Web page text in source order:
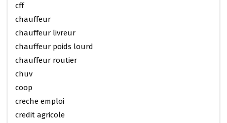
cff
chauffeur
chauffeur livreur
chauffeur poids lourd
chauffeur routier
chuv
coop
creche emploi
credit agricole